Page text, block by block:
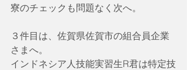
寮のチェックも問題なく次へ。
３件目は、佐賀県佐賀市の組合員企業
さまへ。
インドネシア人技能実習生R君は特定技